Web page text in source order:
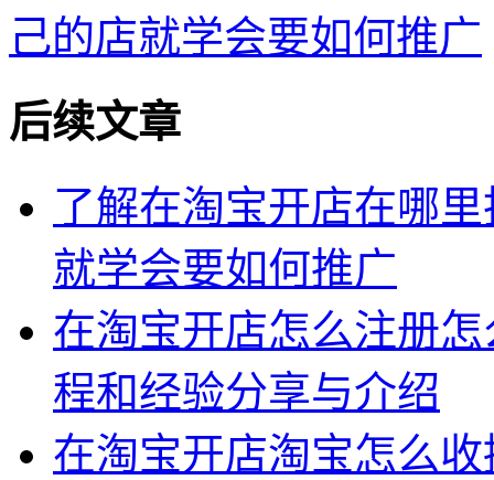
己的店就学会要如何推广
后续文章
了解在淘宝开店在哪
就学会要如何推广
在淘宝开店怎么注册
程和经验分享与介绍
在淘宝开店淘宝怎么